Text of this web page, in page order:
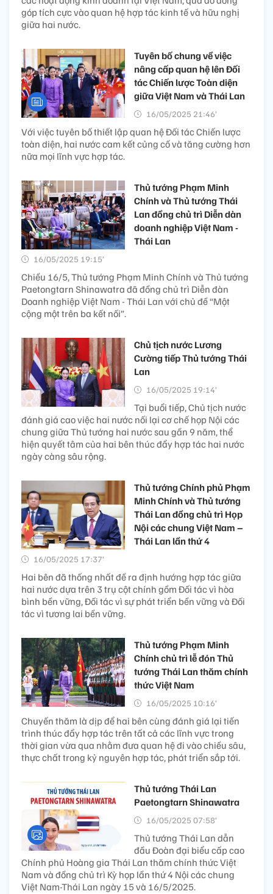
góp tích cực vào quan hệ hợp tác kinh tế và hữu nghị
giữa hai nước.
Tuyên bố chung về việc
nâng cấp quan hệ lên Đối
tác Chiến lược Toàn diện
giữa Việt Nam và Thái Lan
16/05/2025 21:46’
Với việc tuyên bố thiết lập quan hệ Đối tác Chiến lược
toàn diện, hai nước cam kết củng cố và tăng cường hơn
nữa mọi lĩnh vực hợp tác.
Thủ tướng Phạm Minh
Chính và Thủ tướng Thái
Lan đồng chủ trì Diễn dàn
doanh nghiệp Việt Nam -
Thái Lan
16/05/2025 19:15’
Chiều 16/5, Thủ tướng Phạm Minh Chính và Thủ tướng
Paetongtarn Shinawatra đã đồng chủ trì Diễn đàn
Doanh nghiệp Việt Nam - Thái Lan với chủ đề “Một
cộng một trên ba kết nối”.
Chủ tịch nước Lương
Cường tiếp Thủ tướng Thái
Lan
16/05/2025 19:14’
Tại buổi tiếp, Chủ tịch nước
đánh giá cao việc hai nước nối lại cơ chế họp Nội các
chung giữa Thủ tướng hai nước sau gần 9 năm, thể
hiện quyết tâm của hai bên thúc đẩy hợp tác hai nước
ngày càng sâu rộng.
Thủ tướng Chính phủ Phạm
Minh Chính và Thủ tướng
Thái Lan đồng chủ trì Họp
Nội các chung Việt Nam –
Thái Lan lần thứ 4
16/05/2025 17:37’
Hai bên đã thống nhất đề ra định hướng hợp tác giữa
hai nước dựa trên 3 trụ cột chính gồm Đối tác vì hòa
bình bền vững, Đối tác vì sự phát triển bền vững và Đối
tác vì tương lai bền vững.
Thủ tướng Phạm Minh
Chính chủ trì lễ đón Thủ
tướng Thái Lan thăm chính
thức Việt Nam
16/05/2025 10:16’
Chuyến thăm là dịp để hai bên cùng đánh giá lại tiến
trình thúc đẩy hợp tác trên tất cả các lĩnh vực trong
thời gian vừa qua nhằm đưa quan hệ đi vào chiều sâu,
thực chất trong kỷ nguyên hợp tác, phát triển sắp tới.
Thủ tướng Thái Lan
Paetongtarn Shinawatra
16/05/2025 07:58’
Thủ tướng Thái Lan dẫn
đầu Đoàn đại biểu cấp cao
Chính phủ Hoàng gia Thái Lan thăm chính thức Việt
Nam và đồng chủ trì Kỳ họp lần thứ 4 Nội các chung
Việt Nam-Thái Lan ngày 15 và 16/5/2025.